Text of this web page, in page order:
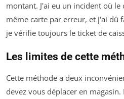
montant. J'ai eu un incident où le
même carte par erreur, et j'ai dû
je vérifie toujours le ticket de
Les limites de cette
Cette méthode a deux
devez vous déplacer en